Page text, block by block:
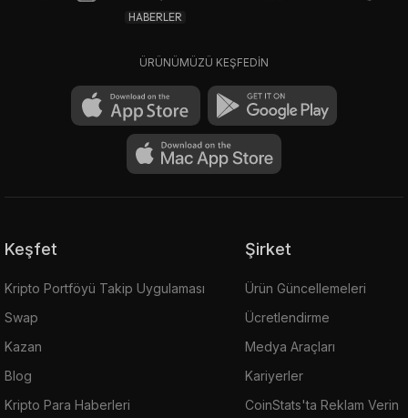
HABERLER
ÜRÜNÜMÜZÜ KEŞFEDİN
Keşfet
Kripto Portföyü Takip Uygulaması
Swap
Kazan
Blog
Kripto Para Haberleri
Şirket
Ürün Güncellemeleri
Ücretlendirme
Medya Araçları
Kariyerler
CoinStats'ta Reklam Verin